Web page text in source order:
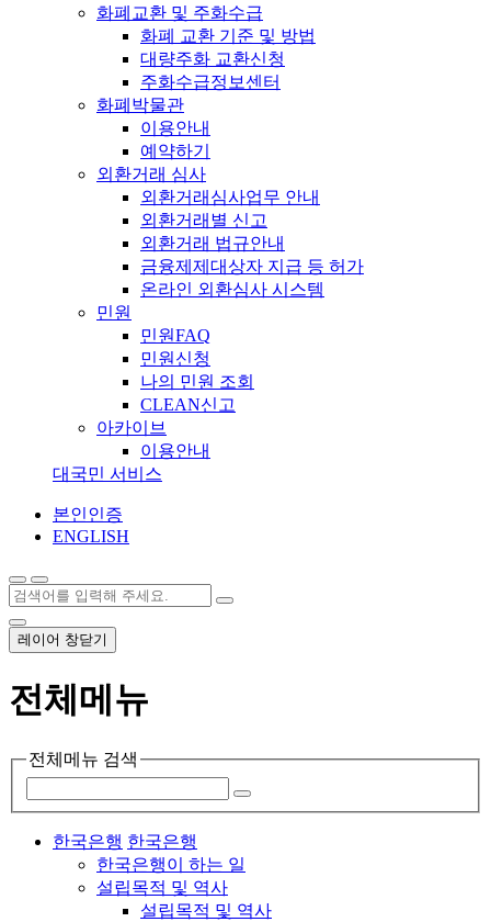
화폐교환 및 주화수급
화폐 교환 기준 및 방법
대량주화 교환신청
주화수급정보센터
화폐박물관
이용안내
예약하기
외환거래 심사
외환거래심사업무 안내
외환거래별 신고
외환거래 법규안내
금융제제대상자 지급 등 허가
온라인 외환심사 시스템
민원
민원FAQ
민원신청
나의 민원 조회
CLEAN신고
아카이브
이용안내
대국민 서비스
본인인증
ENGLISH
레이어 창닫기
전체메뉴
전체메뉴 검색
한국은행 한국은행
한국은행이 하는 일
설립목적 및 역사
설립목적 및 역사